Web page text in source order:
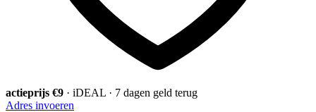
actieprijs €9 · iDEAL · 7 dagen geld terug
Adres invoeren